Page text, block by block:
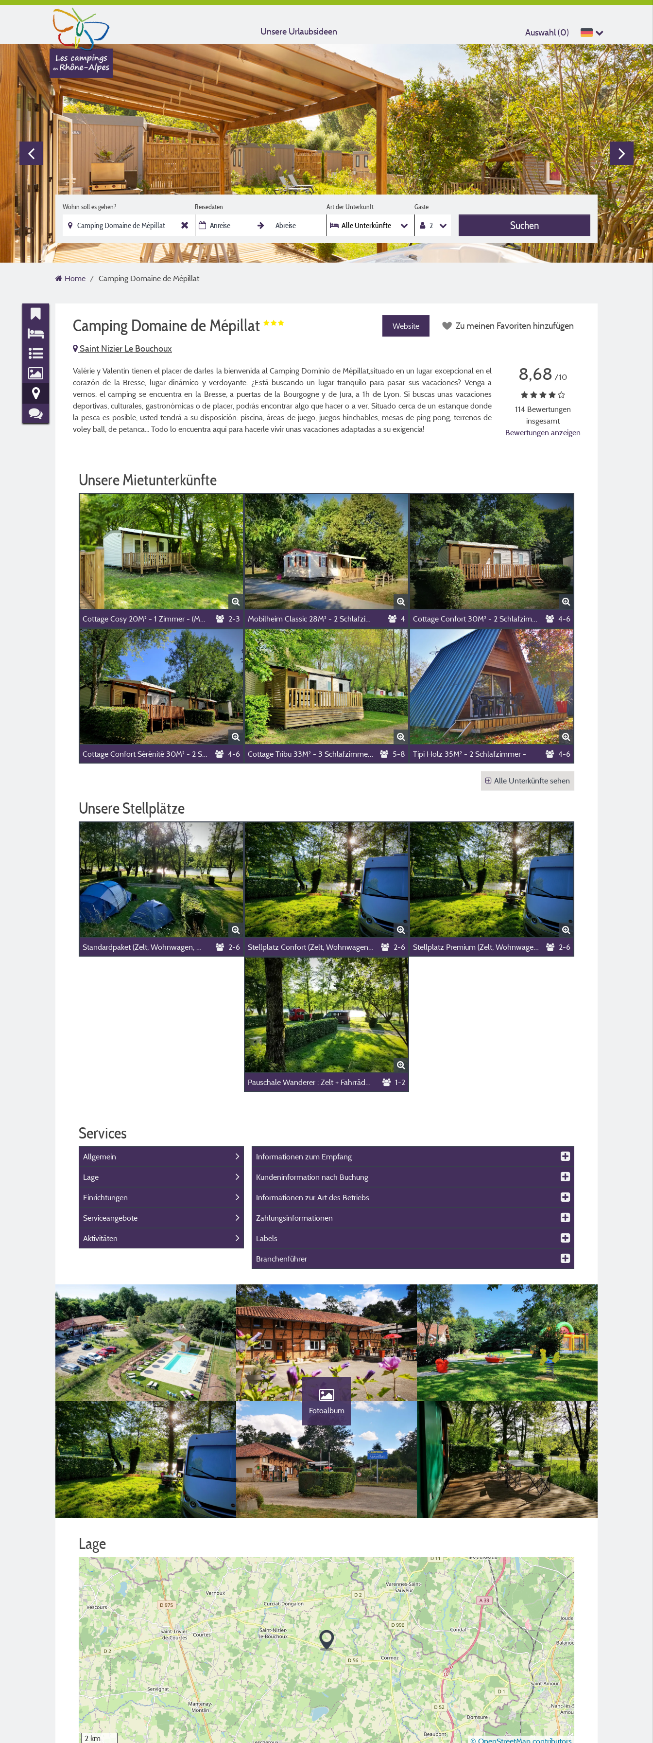
Unsere Urlaubsideen Auswahl (0)
Wohin soll es gehen? Reisedaten Art der Unterkunft
Alle Unterkünfte
Gäste
Suchen
Home Camping Domaine de Mépillat
Camping Domaine de Mépillat
Saint Nizier Le Bouchoux
Website Zu meinen Favoriten hinzufügen
Valérie y Valentin tienen el placer de darles la bienvenida al Camping Dominio de Mépillat,situado en un lugar excepcional en el
corazón de la Bresse, lugar dinámico y verdoyante. ¿Está buscando un lugar tranquilo para pasar sus vacaciones? Venga a
vernos. el camping se encuentra en la Bresse, a puertas de la Bourgogne y de Jura, a 1h de Lyon. Si buscas unas vacaciones
deportivas, culturales, gastronómicas o de placer, podrás encontrar algo que hacer o a ver. Situado cerca de un estanque donde
la pesca es posible, usted tendrá a su disposición: piscina, áreas de juego, juegos hinchables, mesas de ping pong, terrenos de
voley ball, de petanca... Todo lo encuentra aquí para hacerle vivir unas vacaciones adaptadas a su exigencia!
8,68 /10
114 Bewertungen
insgesamt
Bewertungen anzeigen
Unsere Mietunterkünfte
Cottage Cosy 20M² - 1 Zimmer - (Maximal 2 Erwachsene) - 2-3 Mobilheim Classic 28M² - 2 Schlafzimmer 4 Cottage Confort 30M² - 2 Schlafzimmer - (Maximal 4 Erwachsene) - 4-6
Cottage Confort Sérénité 30M² - 2 Schlafzimmer - (Maximal 4 Erwachsene) - 4-6 Cottage Tribu 33M² - 3 Schlafzimmer - (Maximal 5 Erwachsene) - 5-8 Tipi Holz 35M² - 2 Schlafzimmer - 4-6
Alle Unterkünfte sehen
Unsere Stellplätze
Standardpaket (Zelt, Wohnwagen, Wohnmobil / 1 Auto / Strom 10A) 2-6 Stellplatz Confort (Zelt, Wohnwagen, Wohnmobil / 1 Auto / Strom 10A) 2-6 Stellplatz Premium (Zelt, Wohnwagen, Wohnmobil / 1 Auto / Strom 10A) 2-6
Pauschale Wanderer : Zelt + Fahrräder Ohne Strom 1-2
Services
Allgemein
Lage
Einrichtungen
Serviceangebote
Aktivitäten
Informationen zum Empfang
Kundeninformation nach Buchung
Informationen zur Art des Betriebs
Zahlungsinformationen
Labels
Branchenführer
Fotoalbum
Lage
2 km © OpenStreetMap contributors